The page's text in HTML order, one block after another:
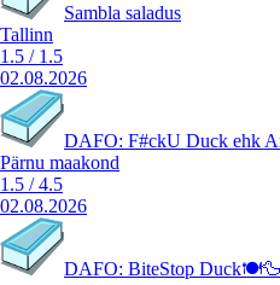
Sambla saladus
Tallinn
1.5 / 1.5
02.08.2026
DAFO: F#ckU Duck ehk
Pärnu maakond
1.5 /4.5
02.08.2026
DAFO: BiteStop Duck🍽️🦆